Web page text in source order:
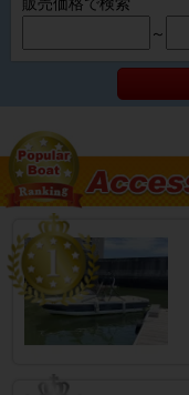
販売価格で検索
～